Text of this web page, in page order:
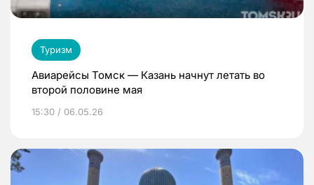
Туризм
Авиарейсы Томск — Казань начнут летать во
второй половине мая
15:30 / 06.05.26